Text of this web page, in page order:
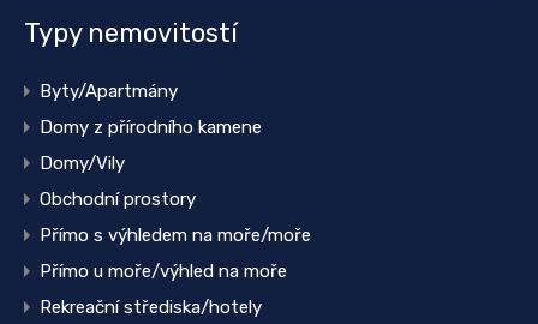
Typy nemovitostí
Byty/Apartmány
Domy z přírodního kamene
Domy/Vily
Obchodní prostory
Přímo s výhledem na moře/moře
Přímo u moře/výhled na moře
Rekreační střediska/hotely